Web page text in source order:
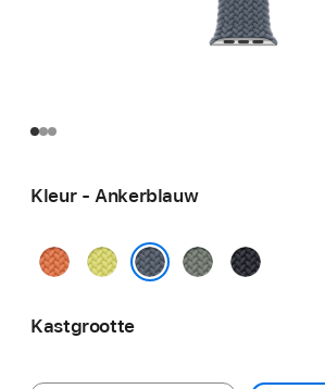
Kleur - Ankerblauw
KurkumaNeongeel GroengrijsMiddernacht
Kastgrootte